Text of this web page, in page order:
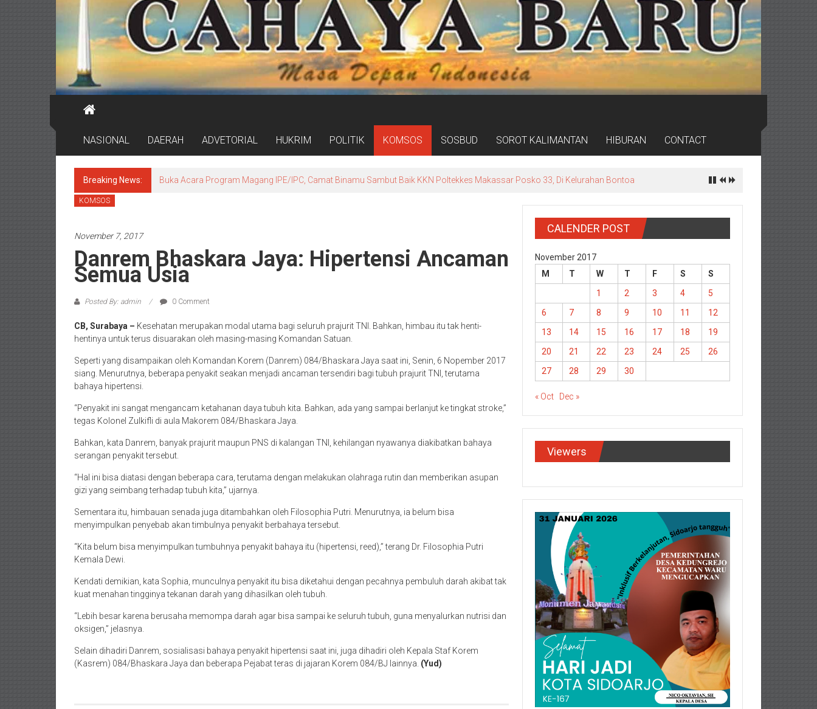
NASIONAL DAERAH ADVETORIAL HUKRIM POLITIK KOMSOS SOSBUD SOROT KALIMANTAN HIBURAN CONTACT
Breaking News: DPRD Surabaya Pastikan Program Kampung Pancasila Terakomodasi Dalam Raperda Kampung Cerdas
KOMSOS
November 7, 2017
Danrem Bhaskara Jaya: Hipertensi Ancaman
Semua Usia
Posted By: admin 0 Comment
CB, Surabaya – Kesehatan merupakan modal utama bagi seluruh prajurit TNI. Bahkan, himbau itu tak henti-
hentinya untuk terus disuarakan oleh masing-masing Komandan Satuan.
Seperti yang disampaikan oleh Komandan Korem (Danrem) 084/Bhaskara Jaya saat ini, Senin, 6 Nopember 2017
siang. Menurutnya, beberapa penyakit seakan menjadi ancaman tersendiri bagi tubuh prajurit TNI, terutama
bahaya hipertensi.
“Penyakit ini sangat mengancam ketahanan daya tubuh kita. Bahkan, ada yang sampai berlanjut ke tingkat stroke,”
tegas Kolonel Zulkifli di aula Makorem 084/Bhaskara Jaya.
Bahkan, kata Danrem, banyak prajurit maupun PNS di kalangan TNI, kehilangan nyawanya diakibatkan bahaya
serangan penyakit tersebut.
“Hal ini bisa diatasi dengan beberapa cara, terutama dengan melakukan olahraga rutin dan memberikan asupan
gizi yang seimbang terhadap tubuh kita,” ujarnya.
Sementara itu, himbauan senada juga ditambahkan oleh Filosophia Putri. Menurutnya, ia belum bisa
menyimpulkan penyebab akan timbulnya penyakit berbahaya tersebut.
“Kita belum bisa menyimpulkan tumbuhnya penyakit bahaya itu (hipertensi, reed),” terang Dr. Filosophia Putri
Kemala Dewi.
Kendati demikian, kata Sophia, munculnya penyakit itu bisa diketahui dengan pecahnya pembuluh darah akibat tak
kuat menahan tingginya tekanan darah yang dihasilkan oleh tubuh.
“Lebih besar karena berusaha memompa darah agar bisa sampai ke seluruh tubuh, guna menyalurkan nutrisi dan
oksigen,” jelasnya.
Selain dihadiri Danrem, sosialisasi bahaya penyakit hipertensi saat ini, juga dihadiri oleh Kepala Staf Korem
(Kasrem) 084/Bhaskara Jaya dan beberapa Pejabat teras di jajaran Korem 084/BJ lainnya. (Yud)
CALENDER POST
November 2017
M
T W T F S
S
1
2 3 4
5
6
7 8 9 10 11
12
13
14 15 16 17 18
19
20
21 22 23 24 25
26
27
28 29 30
« Oct Dec »
Viewers